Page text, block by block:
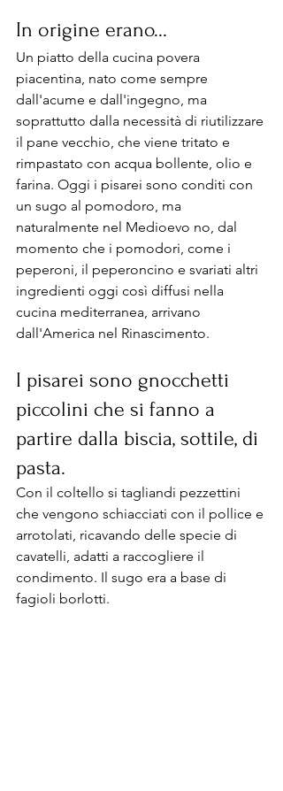
In origine erano...
Un piatto della cucina povera
piacentina, nato come sempre
dall'acume e dall'ingegno, ma
soprattutto dalla necessità di riutilizzare
il pane vecchio, che viene tritato e
rimpastato con acqua bollente, olio e
farina. Oggi i pisarei sono conditi con
un sugo al pomodoro, ma
naturalmente nel Medioevo no, dal
momento che i pomodori, come i
peperoni, il peperoncino e svariati altri
ingredienti oggi così diffusi nella
cucina mediterranea, arrivano
dall'America nel Rinascimento.
I pisarei sono gnocchetti
piccolini che si fanno a
partire dalla biscia, sottile, di
pasta.
Con il coltello si tagliandi pezzettini
che vengono schiacciati con il pollice e
arrotolati, ricavando delle specie di
cavatelli, adatti a raccogliere il
condimento. Il sugo era a base di
fagioli borlotti.